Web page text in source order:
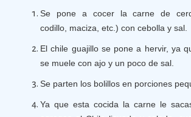
Se pone a cocer la carne de
codillo, maciza, etc.) con cebolla y sal.
El chile guajillo se pone a hervir, ya
se muele con ajo y un poco de sal.
Se parten los bolillos en porciones
Ya que esta cocida la carne le